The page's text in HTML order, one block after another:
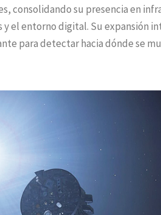
consolidando su presencia en
el entorno digital. Su expansión
para detectar hacia dónde se